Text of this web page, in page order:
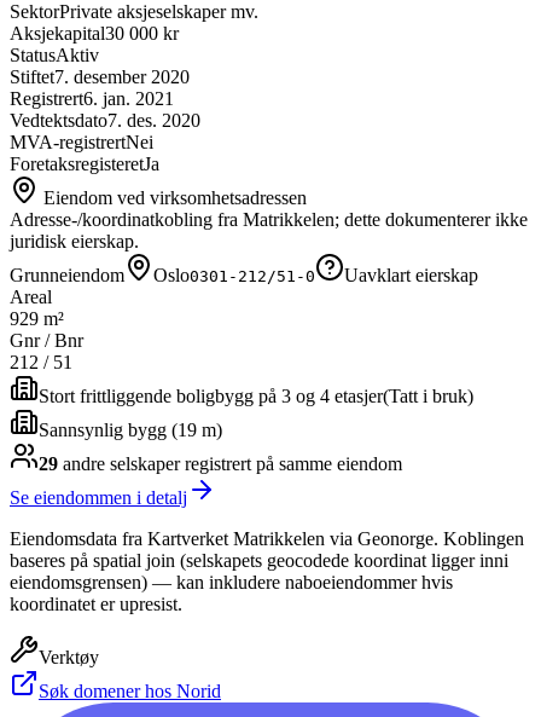
SektorPrivate aksjeselskaper mv.
Aksjekapital30 000 kr
StatusAktiv
Stiftet7. desember 2020
Registrert6. jan. 2021
Vedtektsdato7. des. 2020
MVA-registrertNei
ForetaksregisteretJa
Eiendom ved virksomhetsadressen
Adresse-/koordinatkobling fra Matrikkelen; dette dokumenterer ikke
juridisk eierskap.
Grunneiendom
Oslo0301-212/51-0
Uavklart eierskap
Areal
929 m²
Gnr / Bnr
212 / 51
Stort frittliggende boligbygg på 3 og 4 etasjer(Tatt i bruk)
Sannsynlig bygg (19 m)
29 andre selskaperregistrert på samme eiendom
Se eiendommen i detalj
Eiendomsdata fra Kartverket Matrikkelen via Geonorge. Koblingen
baseres på spatial join (selskapets geocodede koordinat ligger inni
eiendomsgrensen) — kan inkludere naboeiendommer hvis
koordinatet er upresist.
Verktøy
Søk domener hos Norid